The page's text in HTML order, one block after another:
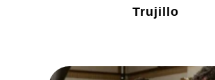
Trujillo